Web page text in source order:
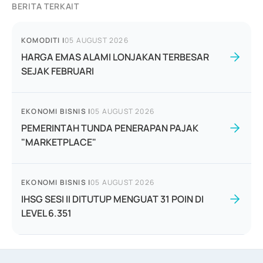
BERITA TERKAIT
KOMODITI |05 AUGUST 2026
HARGA EMAS ALAMI LONJAKAN TERBESAR
SEJAK FEBRUARI
EKONOMI BISNIS |05 AUGUST 2026
PEMERINTAH TUNDA PENERAPAN PAJAK
"MARKETPLACE"
EKONOMI BISNIS |05 AUGUST 2026
IHSG SESI II DITUTUP MENGUAT 31 POIN DI
LEVEL 6.351